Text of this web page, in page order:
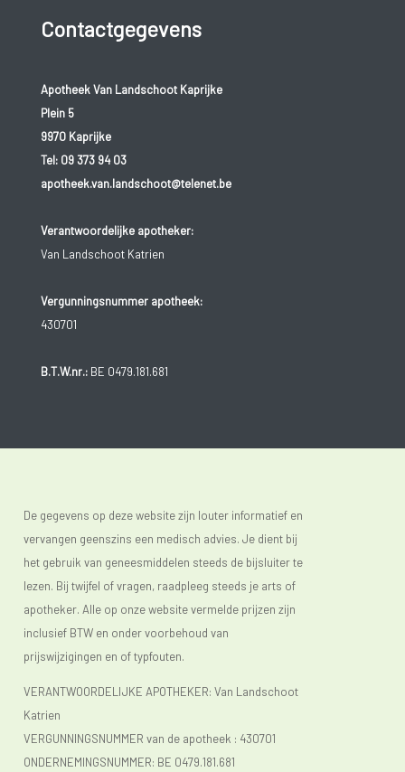
Contactgegevens
Apotheek Van Landschoot Kaprijke
Plein 5
9970 Kaprijke
Tel: 09 373 94 03
apotheek.van.landschoot@telenet.be
Verantwoordelijke apotheker:
Van Landschoot Katrien
Vergunningsnummer apotheek:
430701
B.T.W.nr.:BE 0479.181.681
De gegevens op deze website zijn louter informatief en
vervangen geenszins een medisch advies. Je dient bij
het gebruik van geneesmiddelen steeds de bijsluiter te
lezen. Bij twijfel of vragen, raadpleeg steeds je arts of
apotheker. Alle op onze website vermelde prijzen zijn
inclusief BTW en onder voorbehoud van
prijswijzigingen en of typfouten.
VERANTWOORDELIJKE APOTHEKER: Van Landschoot
Katrien
VERGUNNINGSNUMMER van de apotheek : 430701
ONDERNEMINGSNUMMER: BE 0479.181.681